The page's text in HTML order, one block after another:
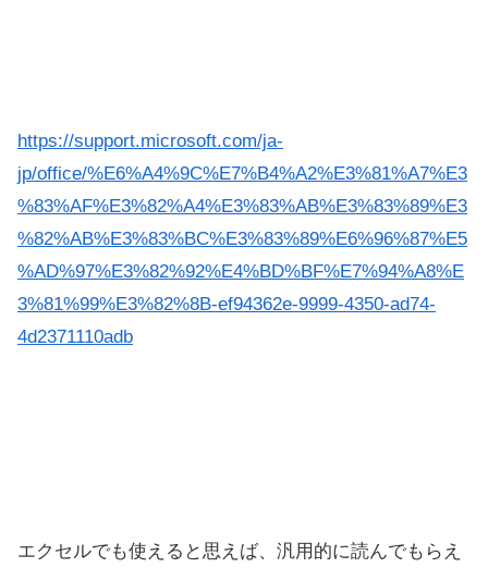
https://support.microsoft.com/ja-
jp/office/%E6%A4%9C%E7%B4%A2%E3%81%A7%E3
%83%AF%E3%82%A4%E3%83%AB%E3%83%89%E3
%82%AB%E3%83%BC%E3%83%89%E6%96%87%E5
%AD%97%E3%82%92%E4%BD%BF%E7%94%A8%E
3%81%99%E3%82%8B-ef94362e-9999-4350-ad74-
4d2371110adb
エクセルでも使えると思えば、汎用的に読んでもらえ